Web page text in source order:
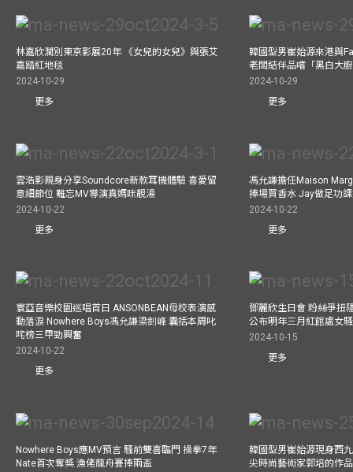
林嘉欣濶別東京影展20年 《女兒的女兒》與張艾
嘉踏紅地毯
2024-10-29
更多
韓國型男崔始源來港與
老闆結伴品嚐「黑白大
2024-10-29
更多
雲浩影親身分享Soundcore新款耳機體驗 喜愛留
意細節位 難忘MV導演真媽咪靚湯
2024-10-22
更多
馮允謙擔任Maison
捧場買香水 Jay做足功
2024-10-22
更多
寰亞音樂校園巡唱首日 ANSONBEAN母校表演感
動落淚 Nowhere Boys馮允謙梁釗峰 囊括本周叱
咤榜三甲勁興奮
2024-10-22
更多
鄧麗欣生日會 粉絲爭扭
公布明年三月紅館處女
2024-10-15
更多
Nowhere Boys應MV預言 騷前雙喜臨門 操拳7年
Nate首次奪獎 漁佬龍舟賽捧兩盃
韓國型男崔始源現身西
尖時尚藝術家郭培的作